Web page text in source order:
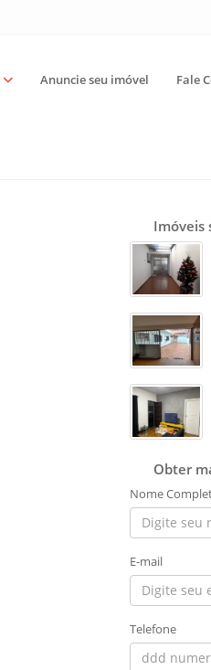
Anuncie seu imóvel Fale
Imóveis
Obter
Nome
E-mail
Telefone